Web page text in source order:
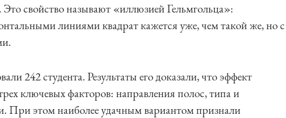
свойство называют «иллюзией Гельмгольца»:
линиями квадрат кажется уже, чем такой же, но с
242 студента. Результаты его доказали, что эффект
ключевых факторов: направления полос, типа и
При этом наиболее удачным вариантом признали